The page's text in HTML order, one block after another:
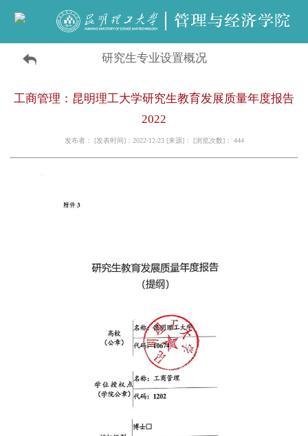
研究生专业设置概况
工商管理：昆明理工大学研究生教育发展质量年度报告
2022
发布者： [发表时间]：2022-12-23 [来源]： [浏览次数]： 444